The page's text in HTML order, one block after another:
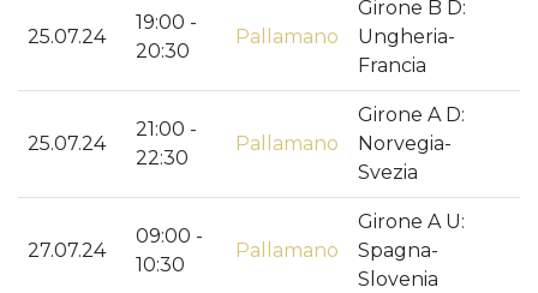
25.07.24
19:00 -
20:30
Pallamano
Girone B D:
Ungheria-
Francia
25.07.24
21:00 -
22:30
Pallamano
Girone A D:
Norvegia-
Svezia
27.07.24
09:00 -
10:30
Pallamano
Girone A U:
Spagna-
Slovenia